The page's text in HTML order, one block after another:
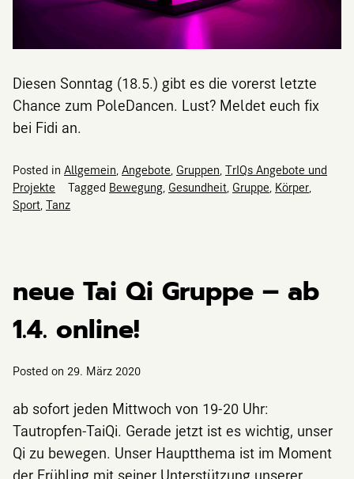
Diesen Sonntag (18.5.) gibt es die vorerst letzte
Chance zum PoleDancen. Lust? Meldet euch fix
bei Fidi an.
Posted in Allgemein, Angebote, Gruppen, TrIQs Angebote und
Projekte
Tagged Bewegung, Gesundheit, Gruppe, Körper,
Sport, Tanz
neue Tai Qi Gruppe – ab
1.4. online!
Posted on 29. März 2020
ab sofort jeden Mittwoch von 19-20 Uhr:
Tautropfen-TaiQi. Gerade jetzt ist es wichtig, unser
Qi zu bewegen. Unser Hauptthema ist im Moment
der Frühling mit seiner Unterstützung unserer